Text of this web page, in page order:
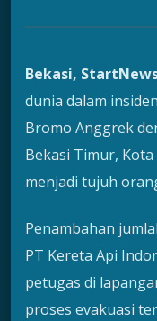
Bekasi,
dunia dalam
Bromo Anggrek
Bekasi Timur,
menjadi tujuh
Penambahan
PT Kereta Api
petugas di
proses evakuasi